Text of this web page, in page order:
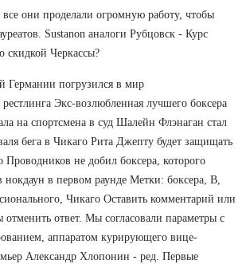
они проделали огромную работу, чтобы
Sustanon аналоги Рубцовск - Курс
скидкой Черкассы?
Германии погрузился в мир
Экс-возлюбленная лучшего боксера
на спортсмена в суд Шалейн Флэнаган стал
бега в Чикаго Рита Джепту будет защищать
Проводников не добил боксера, которого
нокдаун в первом раунде Метки: боксера, В,
Чикаго Оставить комментарий или
ответ. Мы согласовали параметры с
аппаратом курирующего вице-
Александр Хлопонин - ред. Первые